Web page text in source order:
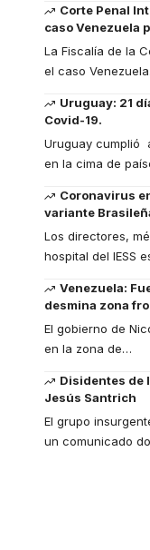
Corte Penal
caso Venezuela
La Fiscalía de la
el caso Venezuela
Uruguay: 21
Covid-19.
Uruguay cumplió
en la cima de
Coronavirus
variante
Los directores,
hospital del IESS
Venezuela:
desmina zona
El gobierno de
en la zona de…
Disidentes de
Jesús Santrich
El grupo
un comunicado